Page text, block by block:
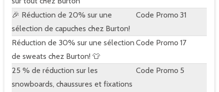
🎉 Réduction de 20% sur une
sélection de capuches chez Burton!
Code Promo 31
Réduction de 30% sur une sélection
de sweats chez Burton! 👕
Code Promo 17
25 % de réduction sur les
snowboards, chaussures et fixations
Code Promo 5